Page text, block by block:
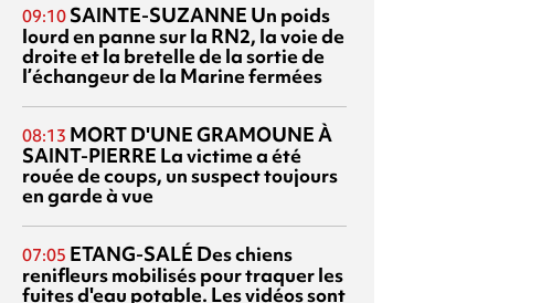
09:10 SAINTE-SUZANNE Un poids
lourd en panne sur la RN2, la voie de
droite et la bretelle de la sortie de
l’échangeur de la Marine fermées
08:13 MORT D'UNE GRAMOUNE À
SAINT-PIERRE La victime a été
rouée de coups, un suspect toujours
en garde à vue
07:05 ETANG-SALÉ Des chiens
renifleurs mobilisés pour traquer les
fuites d'eau potable. Les vidéos sont